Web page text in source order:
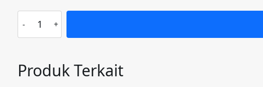
Paket
cetakan
pelubang
rockwool
Produk Terkait